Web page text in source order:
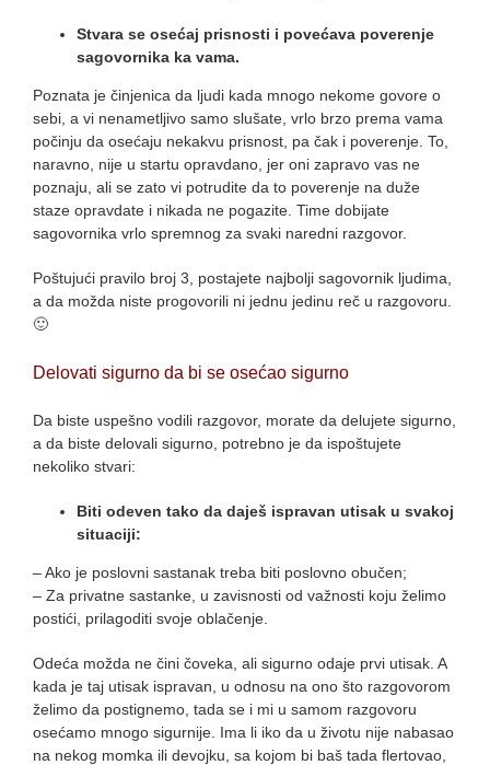
Stvara se osećaj prisnosti i povećava poverenje
sagovornika ka vama.
Poznata je činjenica da ljudi kada mnogo nekome govore o
sebi, a vi nenametljivo samo slušate, vrlo brzo prema vama
počinju da osećaju nekakvu prisnost, pa čak i poverenje. To,
naravno, nije u startu opravdano, jer oni zapravo vas ne
poznaju, ali se zato vi potrudite da to poverenje na duže
staze opravdate i nikada ne pogazite. Time dobijate
sagovornika vrlo spremnog za svaki naredni razgovor.
Poštujući pravilo broj 3, postajete najbolji sagovornik ljudima,
a da možda niste progovorili ni jednu jedinu reč u razgovoru.
🙂
Delovati sigurno da bi se osećao sigurno
Da biste uspešno vodili razgovor, morate da delujete sigurno,
a da biste delovali sigurno, potrebno je da ispoštujete
nekoliko stvari:
Biti odeven tako da daješ ispravan utisak u svakoj
situaciji:
– Ako je poslovni sastanak treba biti poslovno obučen;
– Za privatne sastanke, u zavisnosti od važnosti koju želimo
postići, prilagoditi svoje oblačenje.
Odeća možda ne čini čoveka, ali sigurno odaje prvi utisak. A
kada je taj utisak ispravan, u odnosu na ono što razgovorom
želimo da postignemo, tada se i mi u samom razgovoru
osećamo mnogo sigurnije. Ima li iko da u životu nije nabasao
na nekog momka ili devojku, sa kojom bi baš tada flertovao,